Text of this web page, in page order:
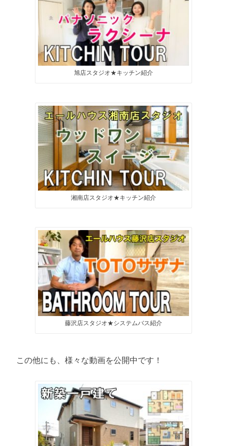
旭店スタジオ★キッチン紹介
湘南店スタジオ★キッチン紹介
藤沢店スタジオ★システムバス紹介
この他にも、様々な動画を公開中です！